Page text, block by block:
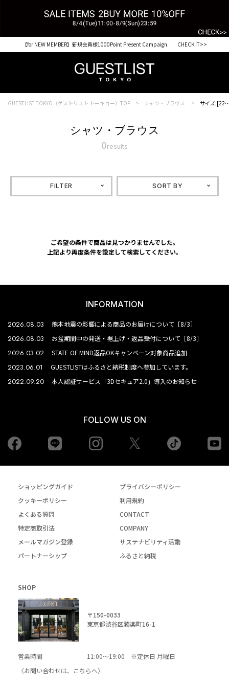
【for NEW MEMBER】新規会員様1000Point Present Campaign CHECK IT>>
GUESTLIST TOKYO（ゲストリスト トーキョー）TOP シャツ・ブラウス サイズ:[22
シャツ・ブラウス
0results
FILTER SORT BY
ご希望の条件で商品は見つかりませんでした。
上記より再度条件を設定して検索してください。
INFORMATION
2026.08.03 熊本地震の影響による商品のお届けについて［8/3］
2026.08.03 お盆期間中の発送・裾上げ・返品受付について［8/3］
2026.03.02 STATE OF MIND返品OKキャンペーン対象商品追加
2023.06.01 GUESTLISTはふるさと納税制度へ参加しています。
2022.09.20 本人認証サービス「3Dセキュア2.0」導入のお知らせ
FOLLOW US ON
Facebook Instagram tiktok
ショッピングガイド
プライバシーポリシー
クッキーポリシー
利用規約
よくある質問
CONTACT
特定商取引法
COMPANY
メールマガジン登録
サステナビリティ活動
パートナーシップ
ふるさと納税
SHOP
〒150-0033
東京都渋谷区猿楽町16-1
営業時間
11:00～19:00 ※定休日 月曜日
〈お問い合わせは、
こちらへ〉